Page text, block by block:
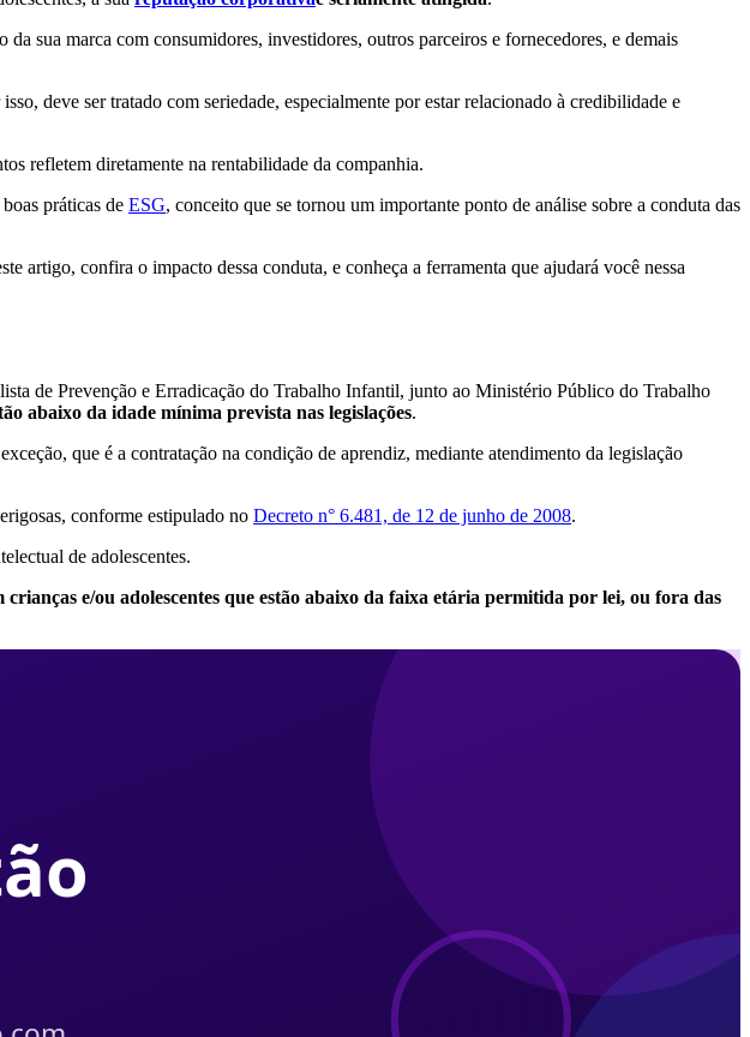
sua marca com consumidores, investidores, outros parceiros e fornecedores, e demais
deve ser tratado com seriedade, especialmente por estar relacionado à credibilidade e
refletem diretamente na rentabilidade da companhia.
práticas de ESG, conceito que se tornou um importante ponto de análise sobre a conduta das
artigo, confira o impacto dessa conduta, e conheça a ferramenta que ajudará você nessa
de Prevenção e Erradicação do Trabalho Infantil, junto ao Ministério Público do Trabalho
abaixo da idade mínima prevista nas legislações.
que é a contratação na condição de aprendiz, mediante atendimento da legislação
conforme estipulado no Decreto n° 6.481, de 12 de junho de 2008.
de adolescentes.
e/ou adolescentes que estão abaixo da faixa etária permitida por lei, ou fora das